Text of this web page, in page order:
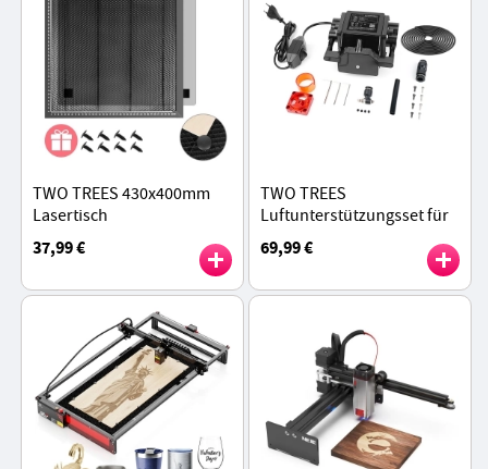
TWO TREES 430x400mm
Lasertisch
37,99 €
TWO TREES
Luftunterstützungsset für
TS2-10W, TS2-20W, TTS-25,
TTS-55 und TTS-10
69,99 €